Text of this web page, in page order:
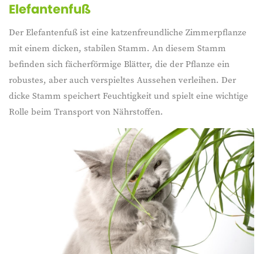
Elefantenfuß
Der Elefantenfuß ist eine katzenfreundliche Zimmerpflanze
mit einem dicken, stabilen Stamm. An diesem Stamm
befinden sich fächerförmige Blätter, die der Pflanze ein
robustes, aber auch verspieltes Aussehen verleihen. Der
dicke Stamm speichert Feuchtigkeit und spielt eine wichtige
Rolle beim Transport von Nährstoffen.